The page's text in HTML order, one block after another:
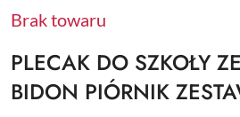
Brak towaru
PLECAK DO SZKOŁY
BIDON PIÓRNIK